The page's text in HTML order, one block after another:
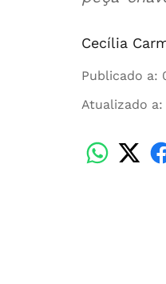
Cecília
Publicado a:
Atualizado a: